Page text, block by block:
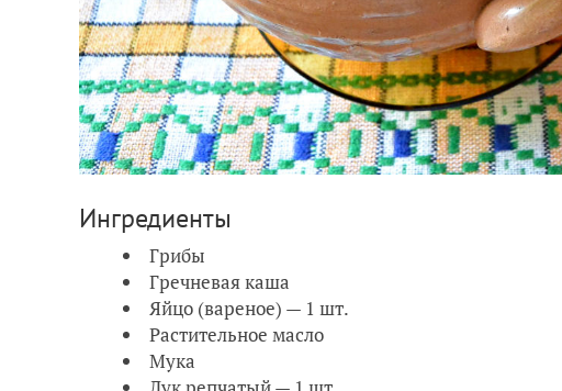
Ингредиенты
Грибы
Гречневая каша
Яйцо (вареное) — 1 шт.
Растительное масло
Мука